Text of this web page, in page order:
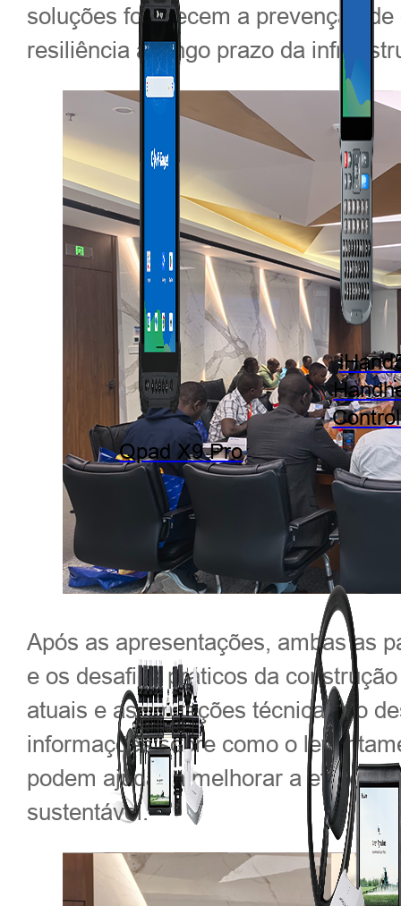
Qpad X9 Pro
soluções fortalecem a prevenção
resiliência a longo prazo da
Após as apresentações, ambas as
e os desafios práticos da
atuais e as limitações técnicas no
informações sobre como o
podem ajudar a melhorar a
sustentável.